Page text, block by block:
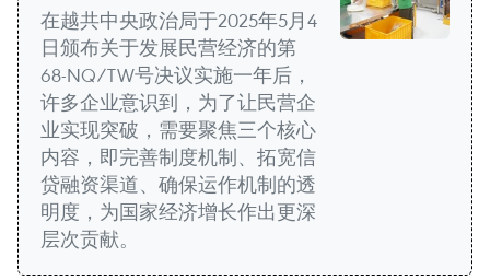
在越共中央政治局于2025年5月4
日颁布关于发展民营经济的第
68-NQ/TW号决议实施一年后，
许多企业意识到，为了让民营企
业实现突破，需要聚焦三个核心
内容，即完善制度机制、拓宽信
贷融资渠道、确保运作机制的透
明度，为国家经济增长作出更深
层次贡献。